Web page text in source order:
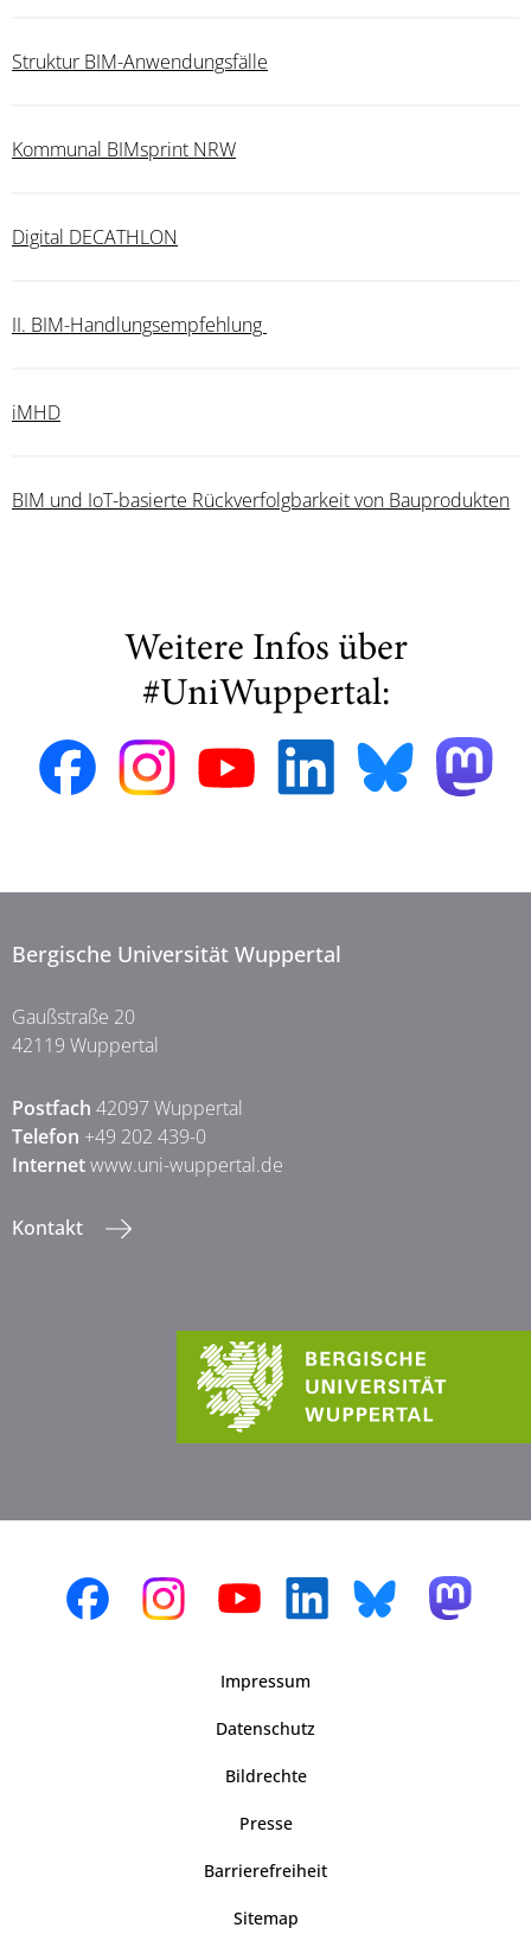
Struktur BIM-Anwendungsfälle
Kommunal BIMsprint NRW
Digital DECATHLON
II. BIM-Handlungsempfehlung
iMHD
BIM und IoT-basierte Rückverfolgbarkeit von Bauprodukten
Weitere Infos über
#UniWuppertal:
Bergische Universität Wuppertal
Gaußstraße 20
42119 Wuppertal
Postfach 42097 Wuppertal
Telefon +49 202 439-0
Internetwww.uni-wuppertal.de
Kontakt
Impressum
Datenschutz
Bildrechte
Presse
Barrierefreiheit
Sitemap